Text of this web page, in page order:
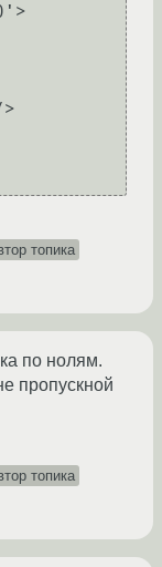
топика
по нолям.
пропускной
топика